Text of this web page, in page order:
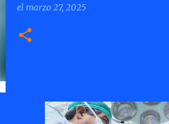
el marzo 27, 2025